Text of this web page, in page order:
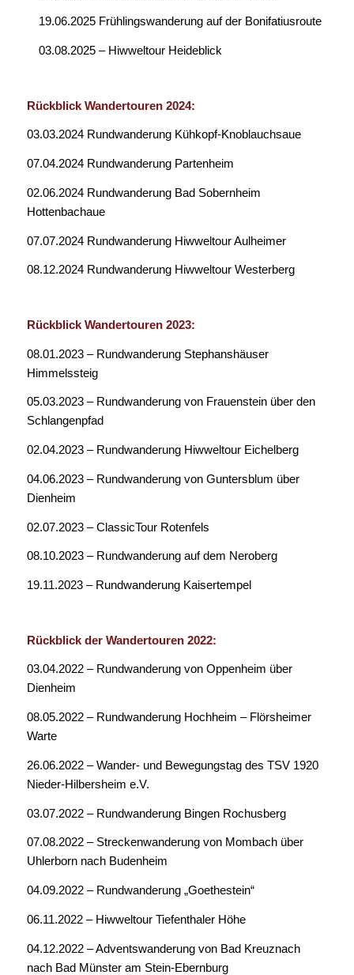
19.06.2025 Frühlingswanderung auf der Bonifatiusroute
03.08.2025 – Hiwweltour Heideblick
Rückblick Wandertouren 2024:
03.03.2024 Rundwanderung Kühkopf-Knoblauchsaue
07.04.2024 Rundwanderung Partenheim
02.06.2024 Rundwanderung Bad Sobernheim
Hottenbachaue
07.07.2024 Rundwanderung Hiwweltour Aulheimer
08.12.2024 Rundwanderung Hiwweltour Westerberg
Rückblick Wandertouren 2023:
08.01.2023 – Rundwanderung Stephanshäuser
Himmelssteig
05.03.2023 – Rundwanderung von Frauenstein über den
Schlangenpfad
02.04.2023 – Rundwanderung Hiwweltour Eichelberg
04.06.2023 – Rundwanderung von Guntersblum über
Dienheim
02.07.2023 – ClassicTour Rotenfels
08.10.2023 – Rundwanderung auf dem Neroberg
19.11.2023 – Rundwanderung Kaisertempel
Rückblick der Wandertouren 2022:
03.04.2022 – Rundwanderung von Oppenheim über
Dienheim
08.05.2022 – Rundwanderung Hochheim – Flörsheimer
Warte
26.06.2022 – Wander- und Bewegungstag des TSV 1920
Nieder-Hilbersheim e.V.
03.07.2022 – Rundwanderung Bingen Rochusberg
07.08.2022 – Streckenwanderung von Mombach über
Uhlerborn nach Budenheim
04.09.2022 – Rundwanderung „Goethestein“
06.11.2022 – Hiwweltour Tiefenthaler Höhe
04.12.2022 – Adventswanderung von Bad Kreuznach
nach Bad Münster am Stein-Ebernburg